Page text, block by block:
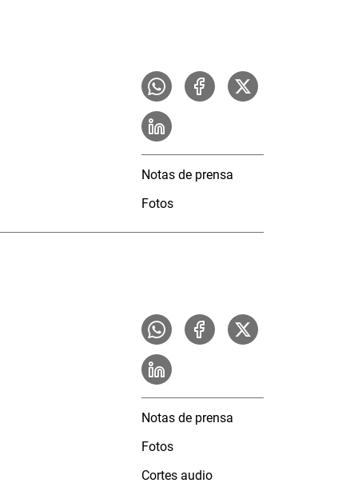
Notas de prensa
Fotos
Notas de prensa
Fotos
Cortes audio